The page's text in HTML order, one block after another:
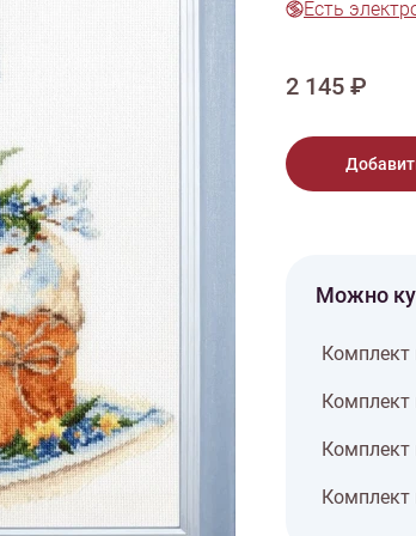
Варежки
Есть
2 145 ₽
Можно
Комплект
Комплект
Комплект